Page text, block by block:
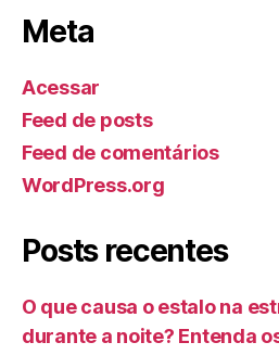
Meta
Acessar
Feed de posts
Feed de comentários
WordPress.org
Posts recentes
O que causa o estalo na
durante a noite? Entenda